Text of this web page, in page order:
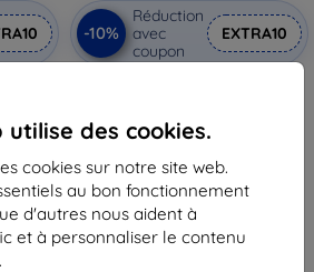
utilise des cookies.
cookies sur notre site web.
au bon fonctionnement
d'autres nous aident à
et à personnaliser le contenu
-10%
Réduction
avec
coupon
EXTRA10
10,72 €
En stock > 5 pièces